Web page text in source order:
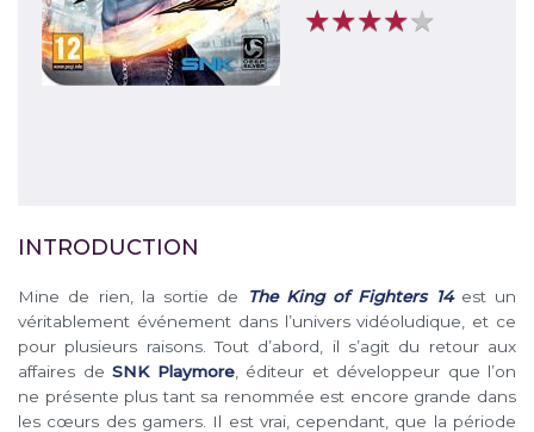
★★★★★
★★★★★
INTRODUCTION
Mine de rien, la sortie de The King of Fighters 14est un
véritablement événement dans l’univers vidéoludique, et ce
pour plusieurs raisons. Tout d’abord, il s’agit du retour aux
affaires de SNK Playmore, éditeur et développeur que l’on
ne présente plus tant sa renommée est encore grande dans
les cœurs des gamers. Il est vrai, cependant, que la période